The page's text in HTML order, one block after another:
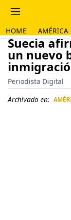
HOME AMÉRICA
Suecia
un nuevo
Periodista Digital
Archivado en: